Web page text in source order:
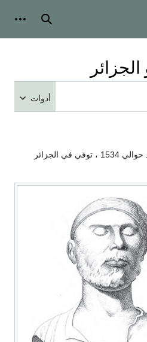
بحث
أدوات
هو جزائري اصله من وهران ولد حوالي 1534 ، توفي في الجزائر